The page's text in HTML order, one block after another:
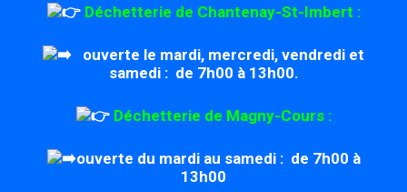
Déchetterie de Chantenay-St-Imbert :
ouverte le mardi, mercredi, vendredi et
samedi : de 7h00 à 13h00.
Déchetterie de Magny-Cours :
ouverte du mardi au samedi : de 7h00 à
13h00